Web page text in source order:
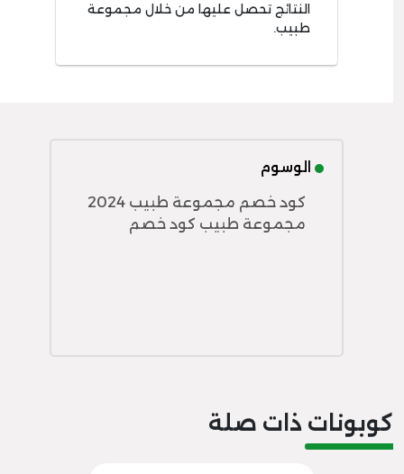
النتائج تحصل عليها من خلال مجموعة
طبيب.
الوسوم
كود خصم مجموعة طبيب 2024
مجموعة طبيب كود خصم
كوبونات ذات صلة